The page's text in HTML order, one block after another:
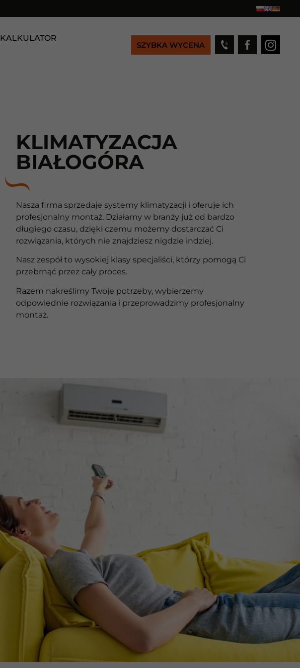
KALKULATOR
SZYBKA WYCENA
KLIMATYZACJA
BIAŁOGÓRA
Nasza firma sprzedaje systemy klimatyzacji i oferuje ich
profesjonalny montaż. Działamy w branży już od bardzo
długiego czasu, dzięki czemu możemy dostarczać Ci
rozwiązania, których nie znajdziesz nigdzie indziej.
Nasz zespół to wysokiej klasy specjaliści, którzy pomogą Ci
przebrnąć przez cały proces.
Razem nakreślimy Twoje potrzeby, wybierzemy
odpowiednie rozwiązania i przeprowadzimy profesjonalny
montaż.